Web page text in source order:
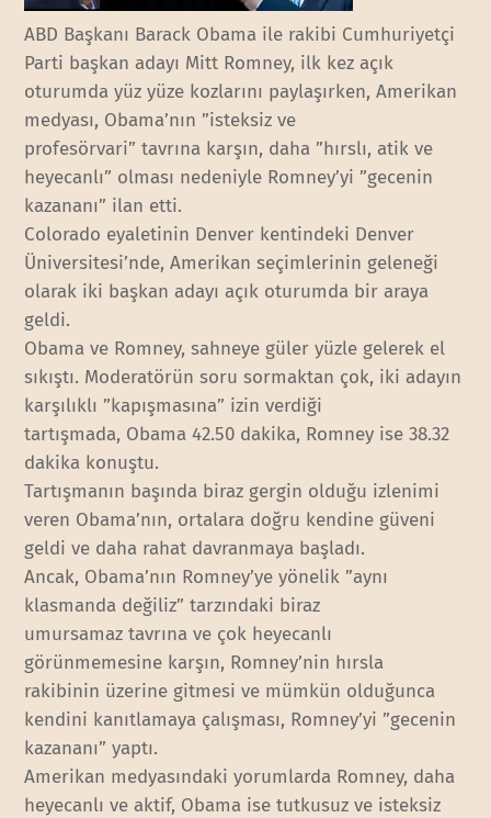
ABD Başkanı Barack Obama ile rakibi Cumhuriyetçi
Parti başkan adayı Mitt Romney, ilk kez açık
oturumda yüz yüze kozlarını paylaşırken, Amerikan
medyası, Obama’nın ”isteksiz ve
profesörvari” tavrına karşın, daha ”hırslı, atik ve
heyecanlı” olması nedeniyle Romney’yi ”gecenin
kazananı” ilan etti.
Colorado eyaletinin Denver kentindeki Denver
Üniversitesi’nde, Amerikan seçimlerinin geleneği
olarak iki başkan adayı açık oturumda bir araya
geldi.
Obama ve Romney, sahneye güler yüzle gelerek el
sıkıştı. Moderatörün soru sormaktan çok, iki adayın
karşılıklı ”kapışmasına” izin verdiği
tartışmada, Obama 42.50 dakika, Romney ise 38.32
dakika konuştu.
Tartışmanın başında biraz gergin olduğu izlenimi
veren Obama’nın, ortalara doğru kendine güveni
geldi ve daha rahat davranmaya başladı.
Ancak, Obama’nın Romney’ye yönelik ”aynı
klasmanda değiliz” tarzındaki biraz
umursamaz tavrına ve çok heyecanlı
görünmemesine karşın, Romney’nin hırsla
rakibinin üzerine gitmesi ve mümkün olduğunca
kendini kanıtlamaya çalışması, Romney’yi ”gecenin
kazananı” yaptı.
Amerikan medyasındaki yorumlarda Romney, daha
heyecanlı ve aktif, Obama ise tutkusuz ve isteksiz